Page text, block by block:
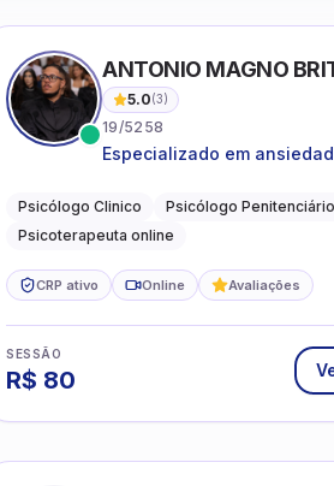
ANTONIO MAGNO
5.0(3)
19/5258
Especializado em
conflitos familiares e
comportamentais.
Psicólogo Clinico
Psicólogo Penitenciário
Psicoterapeuta online
CRP ativo Online Avaliações
SESSÃO
R$ 80